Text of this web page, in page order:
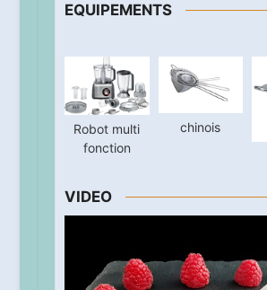
EQUIPEMENTS
Robot multi
fonction
chinois
VIDEO